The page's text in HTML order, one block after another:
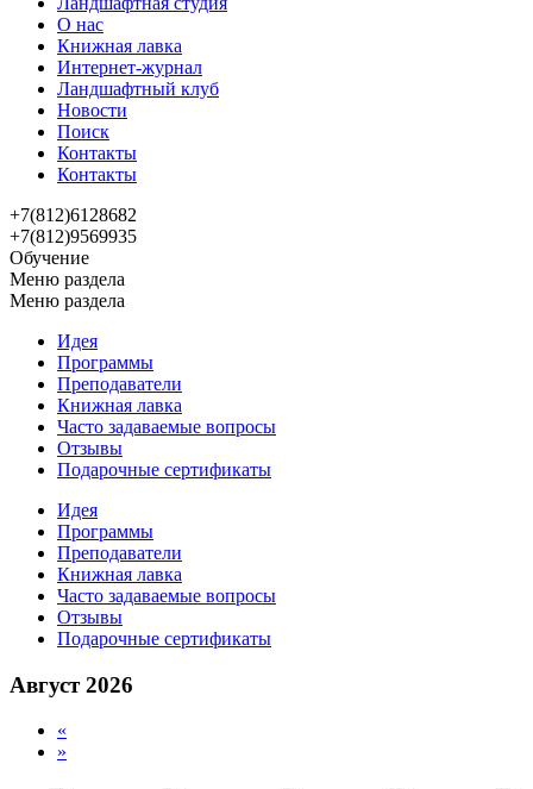
Ландшафтная студия
О нас
Книжная лавка
Интернет-журнал
Ландшафтный клуб
Новости
Поиск
Контакты
Контакты
+7(812)6128682
+7(812)9569935
Обучение
Меню раздела
Меню раздела
Идея
Программы
Преподаватели
Книжная лавка
Часто задаваемые вопросы
Отзывы
Подарочные сертификаты
Идея
Программы
Преподаватели
Книжная лавка
Часто задаваемые вопросы
Отзывы
Подарочные сертификаты
Август 2026
«
»